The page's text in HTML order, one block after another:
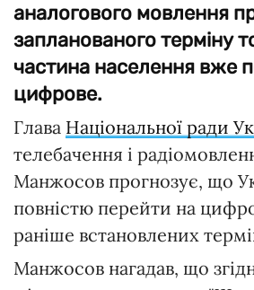
аналогового мовлення
запланованого терміну
частина населення вже
цифрове.
Глава Національної ради
телебачення і
Манжосов прогнозує, що
повністю перейти на
раніше встановлених
Манжосов нагадав, що